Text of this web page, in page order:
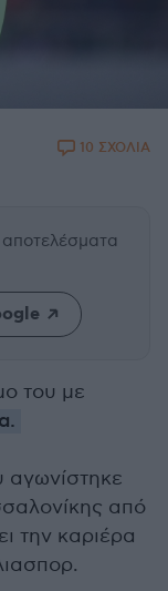
10 ΣΧΟΛΙΑ
του με
από
την καριέρα